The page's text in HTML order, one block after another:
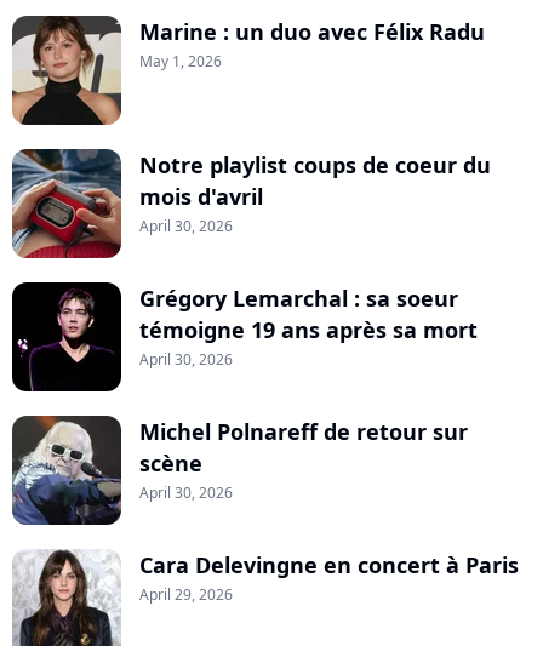
Marine : un duo avec Félix Radu
May 1, 2026
Notre playlist coups de coeur du
mois d'avril
April 30, 2026
Grégory Lemarchal : sa soeur
témoigne 19 ans après sa mort
April 30, 2026
Michel Polnareff de retour sur
scène
April 30, 2026
Cara Delevingne en concert à Paris
April 29, 2026